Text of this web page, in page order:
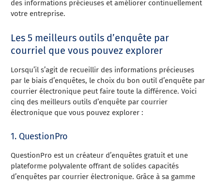
des informations précieuses et améliorer continuellement
votre entreprise.
Les 5 meilleurs outils d’enquête par
courriel que vous pouvez explorer
Lorsqu’il s’agit de recueillir des informations précieuses
par le biais d’enquêtes, le choix du bon outil d’enquête par
courrier électronique peut faire toute la différence. Voici
cinq des meilleurs outils d’enquête par courrier
électronique que vous pouvez explorer :
1. QuestionPro
QuestionPro est un créateur d’enquêtes gratuit et une
plateforme polyvalente offrant de solides capacités
d’enquêtes par courrier électronique. Grâce à sa gamme